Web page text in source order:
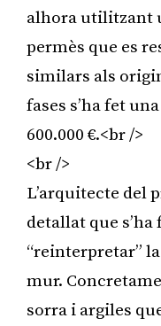
alhora utilitzant
permès que es
similars als
fases s’ha fet
600.000 €.<br />
<br />
L’arquitecte del
detallat que
“reinterpretar”
mur.
sorra i argiles